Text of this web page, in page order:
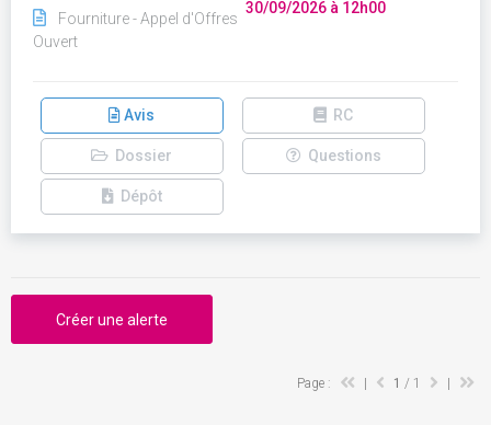
Fourniture - Appel d'Offres
Ouvert
30/09/2026 à 12h00
Avis RC
Dossier Questions
Dépôt
Créer une alerte
Page : 1 / 1